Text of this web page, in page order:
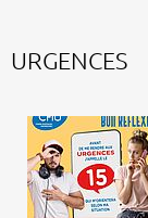
URGENCES